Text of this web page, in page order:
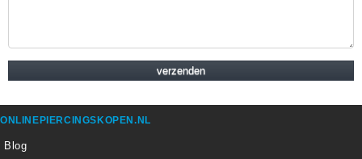
ONLINEPIERCINGSKOPEN.NL
Blog